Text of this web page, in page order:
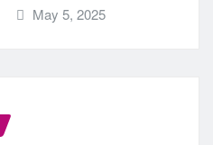
May 5, 2025